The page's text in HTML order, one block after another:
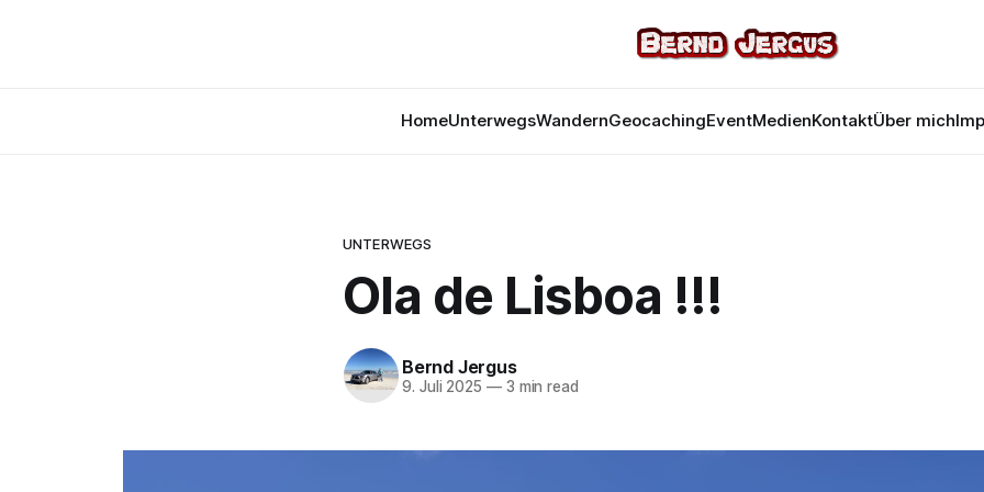
HomeUnterwegsWandernGeocachingEventMedienKontaktÜber mich
UNTERWEGS
Ola de Lisboa !!!
Bernd Jergus
9. Juli 2025 —3 min read